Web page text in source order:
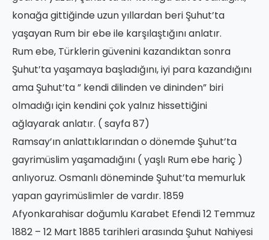
konağa gittiğinde uzun yıllardan beri Şuhut’ta
yaşayan Rum bir ebe ile karşılaştığını anlatır.
Rum ebe, Türklerin güvenini kazandıktan sonra
Şuhut’ta yaşamaya başladığını, iyi para kazandığını
ama Şuhut’ta ” kendi dilinden ve dininden” biri
olmadığı için kendini çok yalnız hissettiğini
ağlayarak anlatır. ( sayfa 87)
Ramsay’ın anlattıklarından o dönemde Şuhut’ta
gayrimüslim yaşamadığını ( yaşlı Rum ebe hariç )
anlıyoruz. Osmanlı döneminde Şuhut’ta memurluk
yapan gayrimüslimler de vardır. 1859
Afyonkarahisar doğumlu Karabet Efendi 12 Temmuz
1882 – 12 Mart 1885 tarihleri arasında Şuhut Nahiyesi